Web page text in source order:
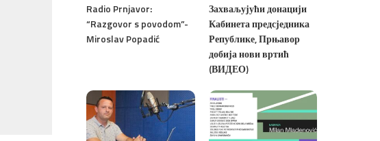
Radio Prnjavor:
“Razgovor s povodom”-
Miroslav Popadić
Захваљујући донацији
Кабинета предсједника
Републике, Прњавор
добија нови вртић
(ВИДЕО)